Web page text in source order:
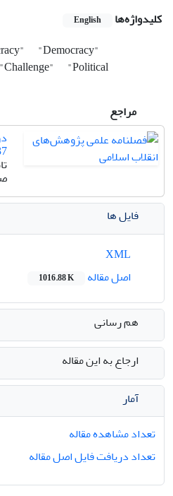
کلیدواژه‌ها English
"Democracy"
"Challenge"
"Political
مراجع
فایل ها
اصل مقاله
1016.88 K
هم رسانی
ارجاع به این مقاله
آمار
تعداد مشاهده مقاله
تعداد دریافت فایل اصل مقاله